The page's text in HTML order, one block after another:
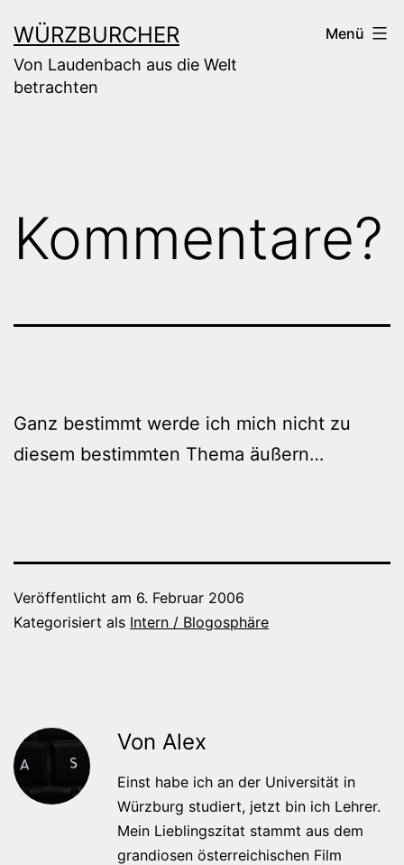
Inhalt
springen
WÜRZBURCHER
Von Laudenbach aus die Welt
betrachten
Menü
Kommentare?
Ganz bestimmt werde ich mich nicht zu
diesem bestimmten Thema äußern…
Veröffentlicht am 6. Februar 2006
Kategorisiert als Intern / Blogosphäre
Von Alex
Einst habe ich an der Universität in
Würzburg studiert, jetzt bin ich Lehrer.
Mein Lieblingszitat stammt aus dem
grandiosen österreichischen Film